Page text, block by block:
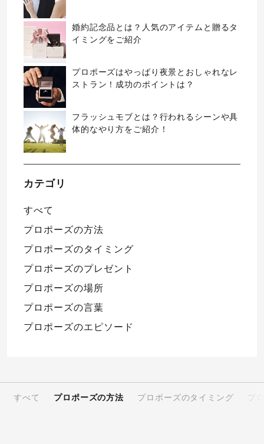
婚約記念品とは？人気のアイテムと贈るタ
イミングをご紹介
プロポーズはやっぱり夜景とおしゃれなレ
ストラン！成功のポイントは？
フラッシュモブとは？行われるシーンや具
体的なやり方をご紹介！
カテゴリ
すべて
プロポーズの方法
プロポーズのタイミング
プロポーズのプレゼント
プロポーズの場所
プロポーズの言葉
プロポーズのエピソード
すべて プロポーズの方法 プロポーズのタイミング プ